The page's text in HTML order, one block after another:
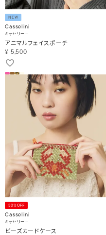
NEW
Casselini
キャセリーニ
アニマルフェイスポーチ
¥ 5,500
30%OFF
Casselini
キャセリーニ
ビーズカードケース